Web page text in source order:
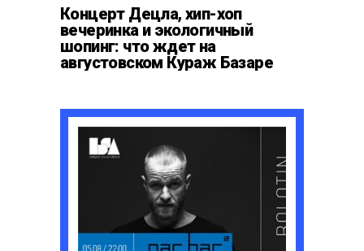
Концерт Децла, хип-хоп
вечеринка и экологичный
шопинг: что ждет на
августовском Кураж Базаре